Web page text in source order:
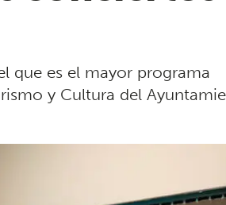
que es el mayor programa
y Cultura del